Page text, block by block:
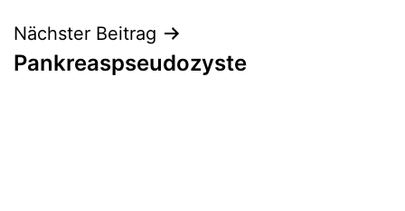
Nächster Beitrag
Pankreaspseudozyste